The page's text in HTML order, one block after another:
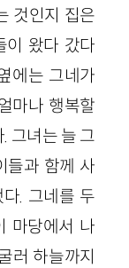
것인지 집은
이 왔다 갔다
에는 그네가
마나 행복할
그녀는 늘 그
들과 함께 사
. 그네를 두
마당에서 나
러 하늘까지